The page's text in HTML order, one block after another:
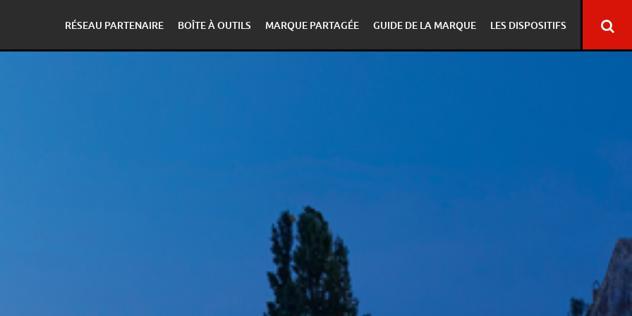
RÉSEAU PARTENAIRE BOÎTE À OUTILS MARQUE PARTAGÉE GUIDE DE LA MARQUE LES DISPOSITIFS